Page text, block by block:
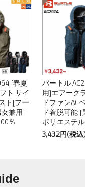
[春夏
ト サイ
ト[フー
女兼用]
％
バートル
用]エアーク
ドファンAC
ド着脱可能][
ポリエステ
3,432円(税込